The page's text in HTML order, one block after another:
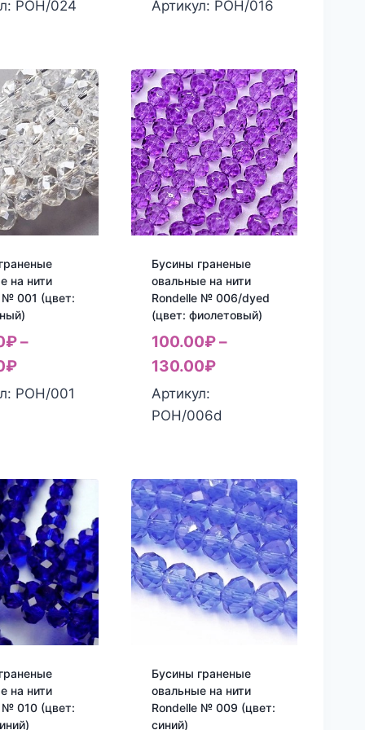
РОН/024 Артикул: РОН/016
на нити
№ 001 (цвет:
₽–
₽
РОН/001
Бусины граненые
овальные на нити
Rondelle № 006/dyed
(цвет: фиолетовый)
100.00₽–
130.00₽
Артикул:
РОН/006d
на нити
№ 010 (цвет:
Бусины граненые
овальные на нити
Rondelle № 009 (цвет:
синий)